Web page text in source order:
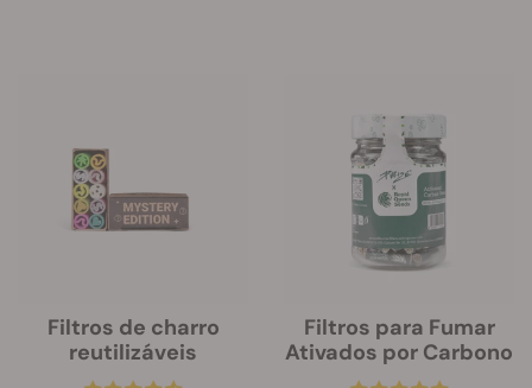
Filtros de charro
reutilizáveis
Filtros para Fumar
Ativados por Carbono